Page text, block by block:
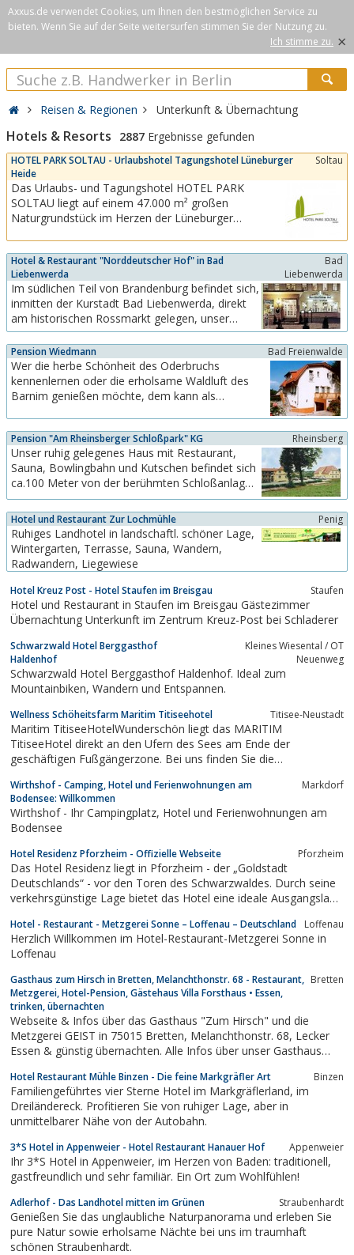
Axxus.de verwendet Cookies, um Ihnen den bestmöglichen Service zu
bieten. Wenn Sie auf der Seite weitersurfen stimmen Sie der Nutzung zu.
Ich stimme zu. ×
Reisen & Regionen Unterkunft & Übernachtung
Hotels & Resorts 2887 Ergebnisse gefunden
HOTEL PARK SOLTAU - Urlaubshotel Tagungshotel Lüneburger
Heide
Soltau
Das Urlaubs- und Tagungshotel HOTEL PARK
SOLTAU liegt auf einem 47.000 m² großen
Naturgrundstück im Herzen der Lüneburger
Gedenkstätten, besichtigen interessante Museen
&amp; Heimathäuser, machen Sie eine Kutschfahrt
durch...
Hotel & Restaurant "Norddeutscher Hof" in Bad
Liebenwerda
Bad
Liebenwerda
Im südlichen Teil von Brandenburg befindet sich,
inmitten der Kurstadt Bad Liebenwerda, direkt
am historischen Rossmarkt gelegen, unser
rekonstruiertes Altstadthotel.Altes bewahrend,
ist unser Haus modern gestaltet und hat alle
Annehmlichkeiten eines Stadthotels.Eine Sauna
und Solarium steht unseren Gästen zum relaxen
zur...
Pension Wiedmann Bad Freienwalde
Wer die herbe Schönheit des Oderbruchs
kennenlernen oder die erholsame Waldluft des
Barnim genießen möchte, dem kann als
Doppelzimmern stehen zu Ihrer Verfügung, auf
Wunsch ist Frühstücksversorgung möglich.
Zweiradfreunde können bei...
Pension "Am Rheinsberger Schloßpark" KG Rheinsberg
Unser ruhig gelegenes Haus mit Restaurant,
Sauna, Bowlingbahn und Kutschen befindet sich
ca.100 Meter von der berühmten Schloßanlage
entfernt. Genießen Sie den einmaligen Ausblick
auf den Rheinsberger Schloßpark und lassen Sie
sich von uns verwöhnen.
Hotel und Restaurant Zur Lochmühle Penig
Ruhiges Landhotel in landschaftl. schöner Lage,
Wintergarten, Terrasse, Sauna, Wandern,
Radwandern, Liegewiese
Hotel Kreuz Post - Hotel Staufen im Breisgau Staufen
Hotel und Restaurant in Staufen im Breisgau Gästezimmer
Übernachtung Unterkunft im Zentrum Kreuz-Post bei Schladerer
Schwarzwald Hotel Berggasthof
Haldenhof
Kleines Wiesental / OT
Neuenweg
Schwarzwald Hotel Berggasthof Haldenhof. Ideal zum
Mountainbiken, Wandern und Entspannen.
Wellness Schöheitsfarm Maritim Titiseehotel Titisee-Neustadt
Maritim TitiseeHotelWunderschön liegt das MARITIM
TitiseeHotel direkt an den Ufern des Sees am Ende der
geschäftigen Fußgängerzone. Bei uns finden Sie die
Wellnessbereich, unser Restaurant "Vier Täler" und am Abend
unsere Kaminbar mit Live-Piano-Musik sind...
Wirthshof - Camping, Hotel und Ferienwohnungen am
Bodensee: Willkommen
Markdorf
Wirthshof - Ihr Campingplatz, Hotel und Ferienwohnungen am
Bodensee
Hotel Residenz Pforzheim - Offizielle Webseite Pforzheim
Das Hotel Residenz liegt in Pforzheim - der „Goldstadt
Deutschlands“ - vor den Toren des Schwarzwaldes. Durch seine
verkehrsgünstige Lage bietet das Hotel eine ideale Ausgangslage
Hotel - Restaurant - Metzgerei Sonne – Loffenau – Deutschland Loffenau
Herzlich Willkommen im Hotel-Restaurant-Metzgerei Sonne in
Loffenau
Gasthaus zum Hirsch in Bretten, Melanchthonstr. 68 - Restaurant,
Metzgerei, Hotel-Pension, Gästehaus Villa Forsthaus • Essen,
trinken, übernachten
Bretten
Webseite & Infos über das Gasthaus "Zum Hirsch" und die
Metzgerei GEIST in 75015 Bretten, Melanchthonstr. 68, Lecker
Essen & günstig übernachten. Alle Infos über unser Gasthaus
Forsthaus" und die angeschlossene Metzgerei Geist mit großer...
Hotel Restaurant Mühle Binzen - Die feine Markgräfler Art Binzen
Familiengeführtes vier Sterne Hotel im Markgräflerland, im
Dreiländereck. Profitieren Sie von ruhiger Lage, aber in
unmittelbarer Nähe von der Autobahn.
3*S Hotel in Appenweier - Hotel Restaurant Hanauer Hof Appenweier
Ihr 3*S Hotel in Appenweier, im Herzen von Baden: traditionell,
gastfreundlich und sehr familiär. Ein Ort zum Wohlfühlen!
Adlerhof - Das Landhotel mitten im Grünen Straubenhardt
Genießen Sie das unglaubliche Naturpanorama und erleben Sie
pure Natur sowie erholsame Nächte bei uns im traumhaft
schönen Straubenhardt.